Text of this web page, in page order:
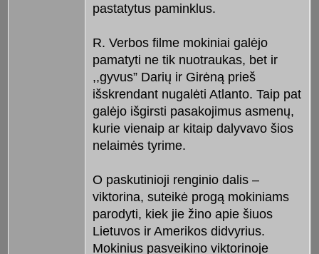
pastatytus paminklus.
R. Verbos filme mokiniai galėjo
pamatyti ne tik nuotraukas, bet ir
,,gyvus” Darių ir Girėną prieš
išskrendant nugalėti Atlanto. Taip pat
galėjo išgirsti pasakojimus asmenų,
kurie vienaip ar kitaip dalyvavo šios
nelaimės tyrime.
O paskutinioji renginio dalis –
viktorina, suteikė progą mokiniams
parodyti, kiek jie žino apie šiuos
Lietuvos ir Amerikos didvyrius.
Mokinius pasveikino viktorinoje